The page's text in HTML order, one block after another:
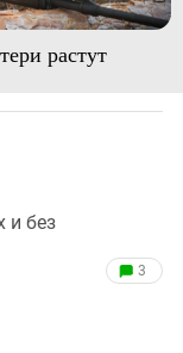
растут
и без
3